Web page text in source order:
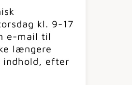
kl. 9-17
e-mail til
længere
indhold, efter